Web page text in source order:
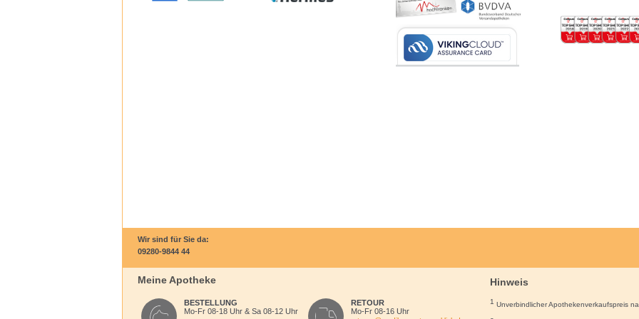
- Glycerin & Hyaluronsäure spenden intensive Feuchtigkeit
unterstützt die Hautregeneration
- Leichte, nicht klebende Textur
- Ohne Duftstoffe, auch für empfindliche Haut geeignet
1–2 Tropfen Feuchtigkeitsgel morgens und abends nach der Reinigung auf Gesicht, Hals und
Wir sind für Sie da:
09280-9844 44
Meine Apotheke
BESTELLUNG
Mo-Fr 08-18 Uhr & Sa 08-12 Uhr
RETOUR
Mo-Fr 08-16 Uhr
Hinweis
1 Unverbindlicher Apothekenverkaufspreis